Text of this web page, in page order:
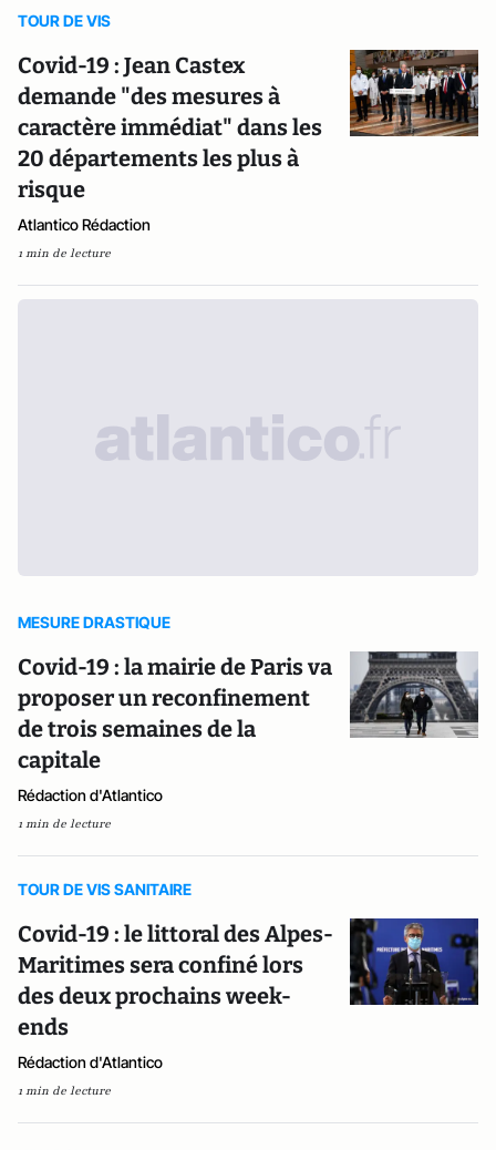
TOUR DE VIS
Covid-19 : Jean Castex
demande "des mesures à
caractère immédiat" dans les
20 départements les plus à
risque
Atlantico Rédaction
1 min de lecture
MESURE DRASTIQUE
Covid-19 : la mairie de Paris va
proposer un reconfinement
de trois semaines de la
capitale
Rédaction d'Atlantico
1 min de lecture
TOUR DE VIS SANITAIRE
Covid-19 : le littoral des Alpes-
Maritimes sera confiné lors
des deux prochains week-
ends
Rédaction d'Atlantico
1 min de lecture